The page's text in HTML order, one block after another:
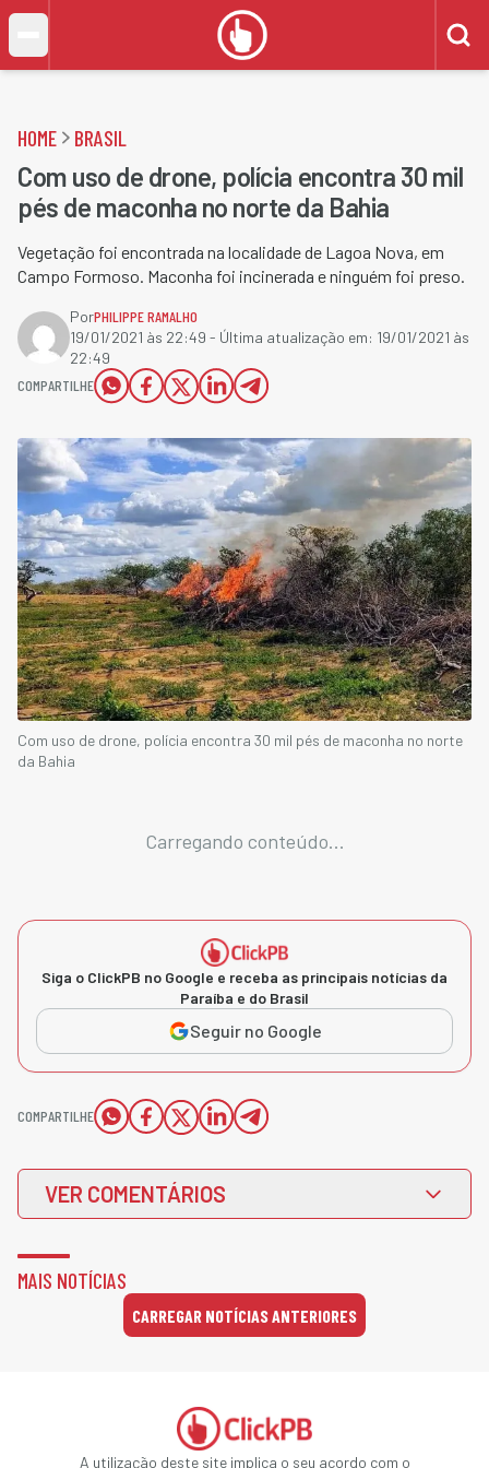
HOME BRASIL
Com uso de drone, polícia encontra 30 mil
pés de maconha no norte da Bahia
Vegetação foi encontrada na localidade de Lagoa Nova, em
Campo Formoso. Maconha foi incinerada e ninguém foi preso.
PorPHILIPPE RAMALHO
19/01/2021 às 22:49 - Última atualização em: 19/01/2021 às
22:49
COMPARTILHE
Com uso de drone, polícia encontra 30 mil pés de maconha no norte
da Bahia
Carregando conteúdo...
Siga o ClickPB no Google e receba as principais notícias da
Paraíba e do Brasil
Seguir no Google
COMPARTILHE
VER COMENTÁRIOS
MAIS NOTÍCIAS
CARREGAR NOTÍCIAS ANTERIORES
A utilização deste site implica o seu acordo com o